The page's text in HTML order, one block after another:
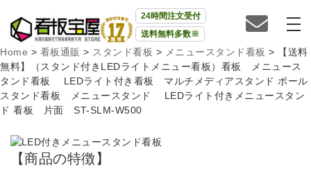
24時間注文受付
送料無料多数※
Home > 看板通販 > スタンド看板 > メニュースタンド看板 >
【送料
無料】（スタンド付きLEDライトメニュー看板）看板 メニュース
タンド看板 LEDライト付き看板 マルチメディアスタンド ポール
スタンド看板 メニュースタンド LEDライト付きメニュースタン
ド 看板 片面 ST-SLM-W500
【商品の特徴】